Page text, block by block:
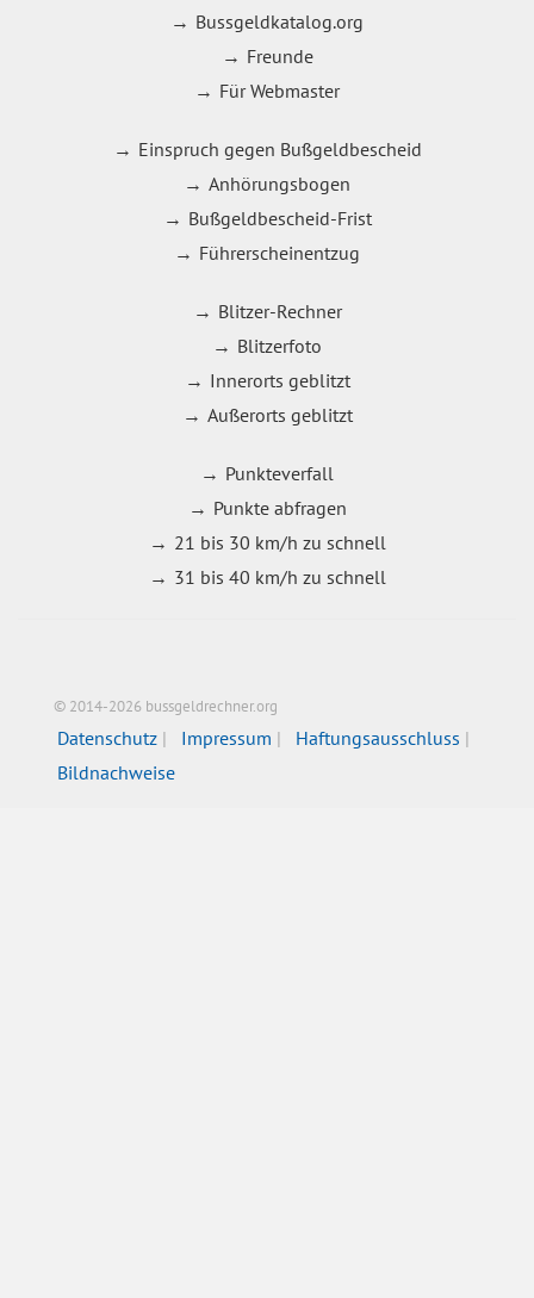
Bussgeldkatalog.org
Freunde
Für Webmaster
Einspruch gegen Bußgeldbescheid
Anhörungsbogen
Bußgeldbescheid-Frist
Führerscheinentzug
Blitzer-Rechner
Blitzerfoto
Innerorts geblitzt
Außerorts geblitzt
Punkteverfall
Punkte abfragen
21 bis 30 km/h zu schnell
31 bis 40 km/h zu schnell
© 2014-2026 bussgeldrechner.org
Datenschutz Impressum
Haftungsausschluss
Bildnachweise